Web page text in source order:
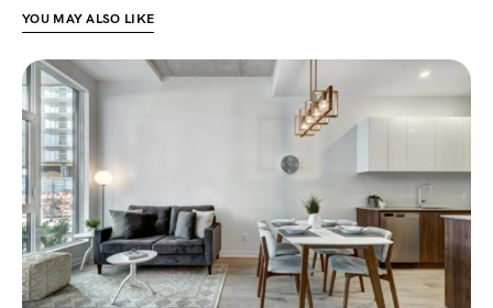
YOU MAY ALSO LIKE